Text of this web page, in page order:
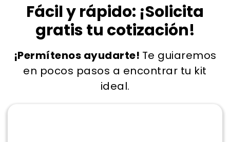
Fácil y rápido: ¡Solicita
gratis tu cotización!
¡Permítenos ayudarte! Te guiaremos
en pocos pasos a encontrar tu kit
ideal.